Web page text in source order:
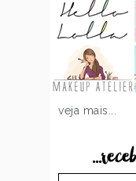
veja mais...